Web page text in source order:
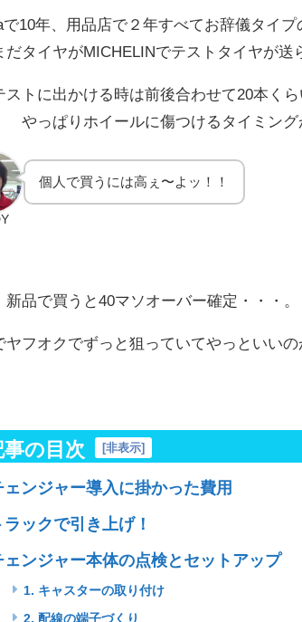
で10年、用品店で２年すべてお辞儀タイ
だタイヤがMICHELINでテストタイヤが送
ストに出かける時は前後合わせて20本く
やっぱりホイールに傷つけるタイミング
個人で買うには高ぇ〜よッ！！
新品で買うと40マソオーバー確定・・
ヤフオクでずっと狙っていてやっといいの
事の目次 [非表示]
ェンジャー導入に掛かった費用
ラックで引き上げ！
ェンジャー本体の点検とセットアップ
1. キャスターの取り付け
2. 配線の端子づくり